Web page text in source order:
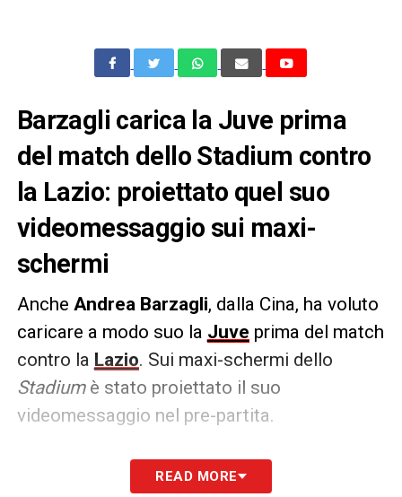
Barzagli carica la Juve prima
del match dello Stadium contro
la Lazio: proiettato quel suo
videomessaggio sui maxi-
schermi
Anche Andrea Barzagli, dalla Cina, ha voluto
caricare a modo suo la Juve prima del match
contro la Lazio. Sui maxi-schermi dello
Stadiumè stato proiettato il suo
videomessaggio nel pre-partita.
IL MESSAGGIO – «Siamo pronti a vedere la
partita, in bocca al lupo per stasera e fino
READ MORE